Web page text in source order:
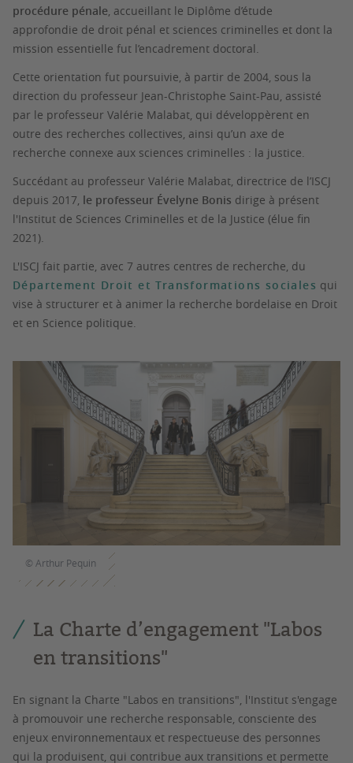
procédure pénale, accueillant le Diplôme d’étude
approfondie de droit pénal et sciences criminelles et dont la
mission essentielle fut l’encadrement doctoral.
Cette orientation fut poursuivie, à partir de 2004, sous la
direction du professeur Jean-Christophe Saint-Pau, assisté
par le professeur Valérie Malabat, qui développèrent en
outre des recherches collectives, ainsi qu’un axe de
recherche connexe aux sciences criminelles : la justice.
Succédant au professeur Valérie Malabat, directrice de l’ISCJ
depuis 2017, le professeur Évelyne Bonis dirige à présent
l'Institut de Sciences Criminelles et de la Justice (élue fin
2021).
L'ISCJ fait partie, avec 7 autres centres de recherche, du
Département Droit et Transformations sociales qui
vise à structurer et à animer la recherche bordelaise en Droit
et en Science politique.
© Arthur Pequin
La Charte d’engagement "Labos
en transitions"
En signant la Charte "Labos en transitions", l'Institut s'engage
à promouvoir une recherche responsable, consciente des
enjeux environnementaux et respectueuse des personnes
qui la produisent, qui contribue aux transitions et permette